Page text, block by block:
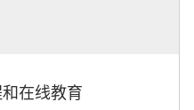
在线教育